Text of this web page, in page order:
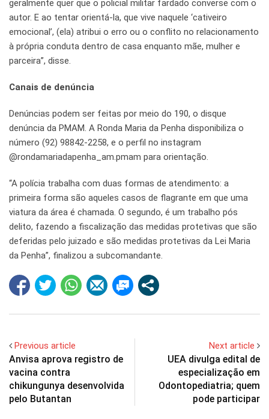
geralmente quer que o policial militar fardado converse com o
autor. E ao tentar orientá-la, que vive naquele ‘cativeiro
emocional’, (ela) atribui o erro ou o conflito no relacionamento
à própria conduta dentro de casa enquanto mãe, mulher e
parceira”, disse.
Canais de denúncia
Denúncias podem ser feitas por meio do 190, o disque
denúncia da PMAM. A Ronda Maria da Penha disponibiliza o
número (92) 98842-2258, e o perfil no instagram
@rondamariadapenha_am.pmam para orientação.
“A polícia trabalha com duas formas de atendimento: a
primeira forma são aqueles casos de flagrante em que uma
viatura da área é chamada. O segundo, é um trabalho pós
delito, fazendo a fiscalização das medidas protetivas que são
deferidas pelo juizado e são medidas protetivas da Lei Maria
da Penha”, finalizou a subcomandante.
Previous article
Anvisa aprova registro de
vacina contra
chikungunya desenvolvida
pelo Butantan
Next article
UEA divulga edital de
especialização em
Odontopediatria; quem
pode participar